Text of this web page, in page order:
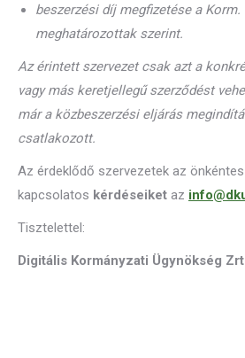
beszerzési díj megfizetése a Korm.
meghatározottak szerint.
Az érintett szervezet csak azt a
vagy más keretjellegű szerződést
már a közbeszerzési eljárás
csatlakozott.
Az érdeklődő szervezetek az
kapcsolatos kérdéseiket az
Tisztelettel:
Digitális Kormányzati Ügynökség